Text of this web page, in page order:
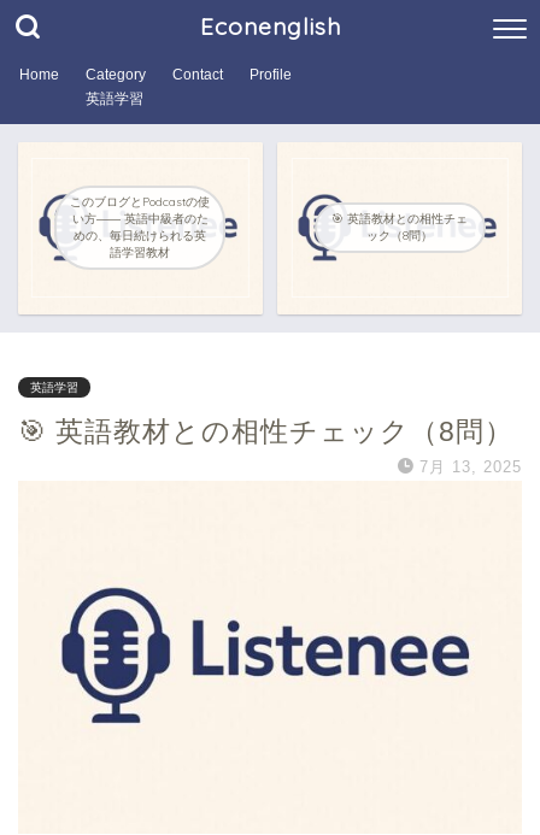
Econenglish
Home
Category
英語学習
Contact Profile
このブログとPodcastの使
い方―― 英語中級者のた
めの、毎日続けられる英
語学習教材
🎯 英語教材との相性チェ
ック（8問）
英語学習
🎯 英語教材との相性チェック（8問）
7月 13, 2025